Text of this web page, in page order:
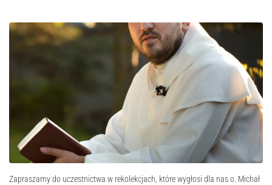
Zapraszamy do uczestnictwa w rekolekcjach, które wygłosi dla nas o. Michał